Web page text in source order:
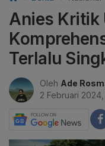
Anies Kritik
Terlalu
Oleh Ade
2 Februari 2024,